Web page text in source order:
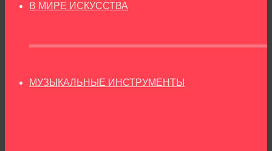
В МИРЕ ИСКУССТВА
МУЗЫКАЛЬНЫЕ ИНСТРУМЕНТЫ